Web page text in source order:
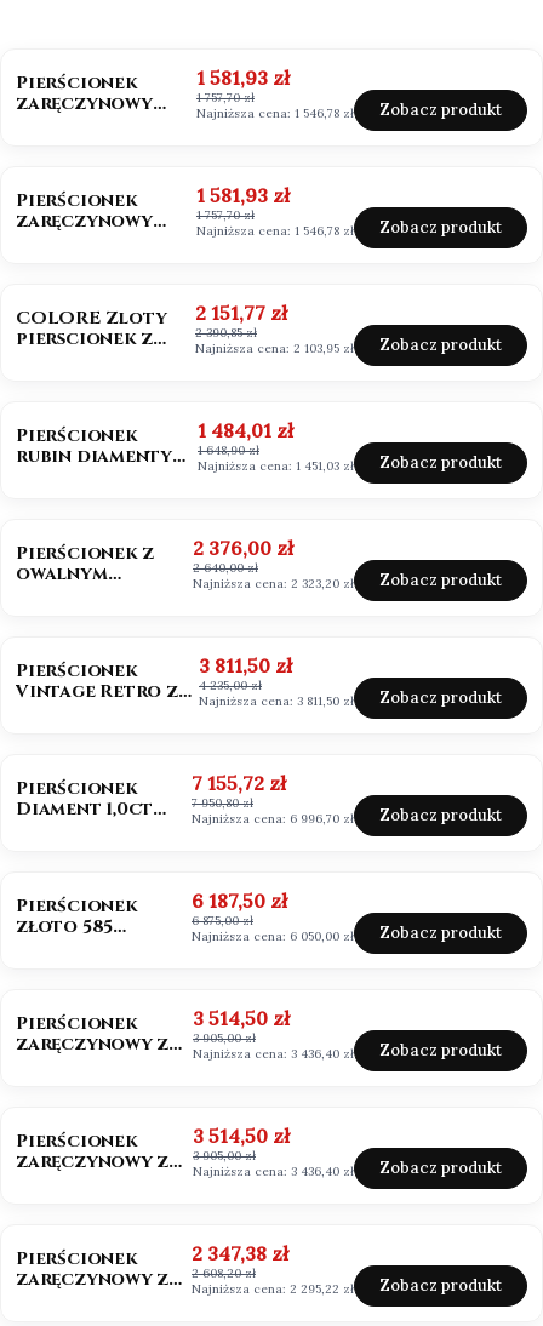
Pierścionek
zaręczynowy
Cena promocyjna
1 581,93 zł
1 757,70 zł
Najniższa cena: 1 546,78 zł Zobacz produkt
Pierścionek
zaręczynowy
Cena promocyjna
1 581,93 zł
1 757,70 zł
Najniższa cena: 1 546,78 zł Zobacz produkt
COLORE Zloty
pierscionek z
Cena promocyjna
2 151,77 zł
2 390,85 zł
Najniższa cena: 2 103,95 zł Zobacz produkt
Pierścionek
rubin diamenty
Cena promocyjna
1 484,01 zł
1 648,90 zł
Najniższa cena: 1 451,03 zł Zobacz produkt
Pierścionek z
owalnym
Cena promocyjna
2 376,00 zł
2 640,00 zł
Najniższa cena: 2 323,20 zł Zobacz produkt
Pierścionek
Vintage Retro ze
Cena promocyjna
3 811,50 zł
4 235,00 zł
Najniższa cena: 3 811,50 zł Zobacz produkt
Pierścionek
Diament 1,0ct
Cena promocyjna
7 155,72 zł
7 950,80 zł
Najniższa cena: 6 996,70 zł Zobacz produkt
Pierścionek
złoto 585
Cena promocyjna
6 187,50 zł
6 875,00 zł
Najniższa cena: 6 050,00 zł Zobacz produkt
Pierścionek
zaręczynowy z
Cena promocyjna
3 514,50 zł
3 905,00 zł
Najniższa cena: 3 436,40 zł Zobacz produkt
Pierścionek
zaręczynowy z
Cena promocyjna
3 514,50 zł
3 905,00 zł
Najniższa cena: 3 436,40 zł Zobacz produkt
Pierścionek
zaręczynowy z
Cena promocyjna
2 347,38 zł
2 608,20 zł
Najniższa cena: 2 295,22 zł Zobacz produkt